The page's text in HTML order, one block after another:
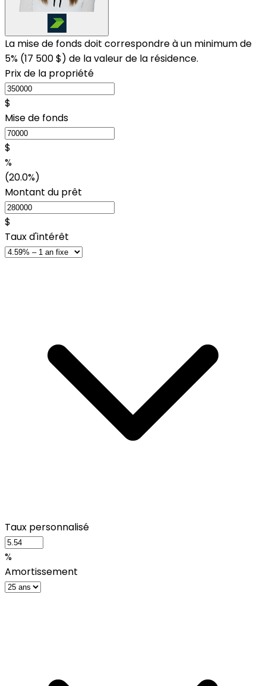
La mise de fonds doit correspondre à un minimum de
5% (17 500 $) de la valeur de la résidence.
Prix de la propriété
$
Mise de fonds
$
%
(20.0%)
Montant du prêt
$
Taux d'intérêt
Taux personnalisé
%
Amortissement